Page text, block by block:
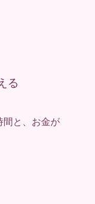
る
間と、お金が